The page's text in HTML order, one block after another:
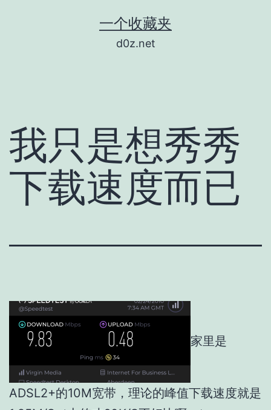
一个收藏夹
d0z.net
我只是想秀秀
下载速度而已
家里是
ADSL2+的10M宽带，理论的峰值下载速度就是